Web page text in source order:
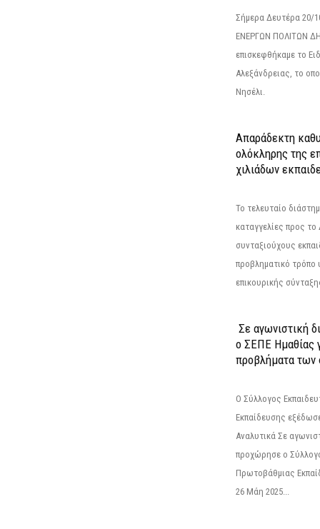
Σήμερα Δευτέρα
ΕΝΕΡΓΩΝ ΠΟΛΙΤΩΝ
επισκεφθήκαμε το
Αλεξάνδρειας, το
Νησέλι.
Απαράδεκτη
ολόκληρης της
χιλιάδων
Το τελευταίο
καταγγελίες προς
συνταξιούχους
προβληματικό τρόπο
επικουρικής
Σε αγωνιστική
ο ΣΕΠΕ Ημαθίας
προβλήματα των
Ο Σύλλογος
Εκπαίδευσης
Αναλυτικά Σε
προχώρησε ο
Πρωτοβάθμιας
26 Μάη 2025...